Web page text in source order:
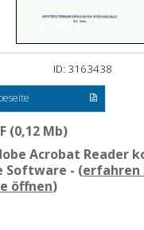
ID: 3163438
(0,12 Mb)
Acrobat Reader
Software - (erfahren
öffnen)